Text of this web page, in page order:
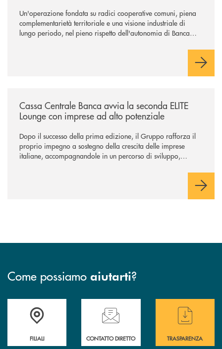
Un'operazione fondata su radici cooperative comuni, piena
complementarietà territoriale e una visione industriale di
lungo periodo, nel pieno rispetto dell'autonomia di Banca
negoziazione esclusiva per la finalizzazione dell’operazione.
Cassa Centrale Banca avvia la seconda ELITE
Lounge con imprese ad alto potenziale
Dopo il successo della prima edizione, il Gruppo rafforza il
proprio impegno a sostegno della crescita delle imprese
italiane, accompagnandole in un percorso di sviluppo,
Come possiamo aiutarti?
Trova la filiale più vicina a te
FILIALI
Hai bisogno di assistenza immediata ?
CONTATTO DIRETTO
Hai bisogno di
TRASPARENZA